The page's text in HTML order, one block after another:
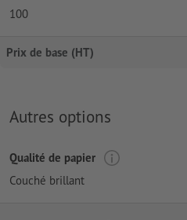
100
Prix de base (HT)
Autres options
Qualité de papier
Couché brillant